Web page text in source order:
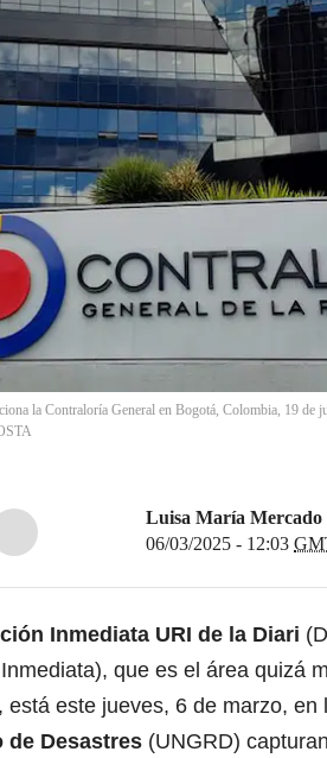
la Contraloría General en Bogotá, Colombia, 19 de
Luisa María Mercado
06/03/2025 - 12:03
Inmediata URI de la Diari
que es el área quizá
está este jueves, 6 de marzo, en
de Desastres (UNGRD)